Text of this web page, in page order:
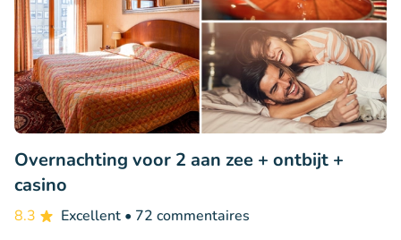
Overnachting voor 2 aan zee + ontbijt +
casino
8.3 Excellent • 72 commentaires